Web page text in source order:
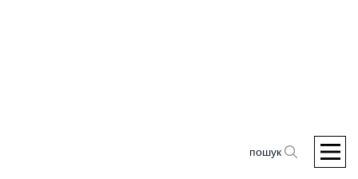
пошук